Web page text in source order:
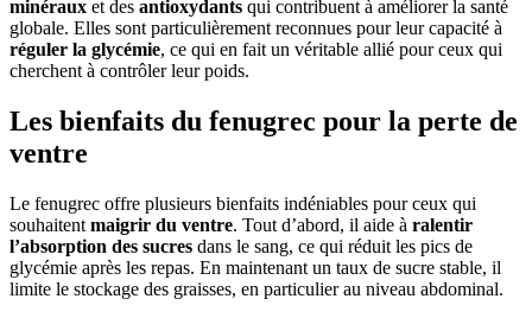
minéraux et des antioxydants qui contribuent à améliorer la santé
globale. Elles sont particulièrement reconnues pour leur capacité à
réguler la glycémie, ce qui en fait un véritable allié pour ceux qui
cherchent à contrôler leur poids.
Les bienfaits du fenugrec pour la perte de
ventre
Le fenugrec offre plusieurs bienfaits indéniables pour ceux qui
souhaitent maigrir du ventre. Tout d’abord, il aide à ralentir
l’absorption des sucres dans le sang, ce qui réduit les pics de
glycémie après les repas. En maintenant un taux de sucre stable, il
limite le stockage des graisses, en particulier au niveau abdominal.